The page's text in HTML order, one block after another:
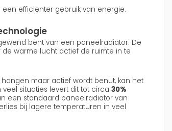
efficienter gebruik van energie.
bent van een paneelradiator. De
warme lucht actief de ruimte in te
maar actief wordt benut, kan het
situaties levert dit tot circa 30%
een standaard paneelradiator van
bij lagere temperaturen in veel